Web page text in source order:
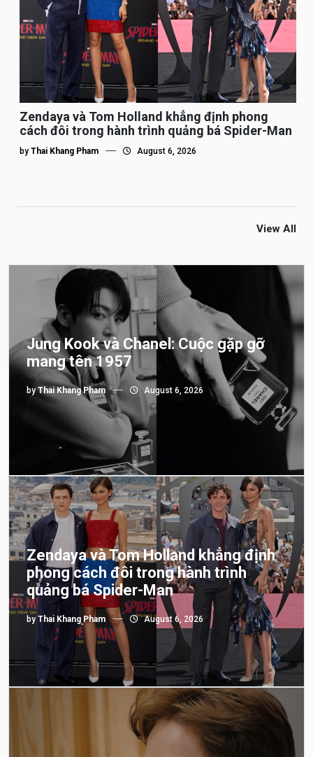
Zendaya và Tom Holland khẳng định phong
cách đôi trong hành trình quảng bá Spider-Man
by Thai Khang Pham August 6, 2026
View All
Jung Kook và Chanel: Cuộc gặp gỡ
mang tên 1957
byThai Khang Pham August 6, 2026
Zendaya và Tom Holland khẳng định
phong cách đôi trong hành trình
quảng bá Spider-Man
by Thai Khang Pham August 6, 2026